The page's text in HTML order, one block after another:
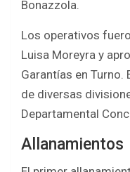
Bonazzola.
Los operativos
Luisa Moreyra y
Garantías en Turno.
de diversas
Departamental
Allanamientos